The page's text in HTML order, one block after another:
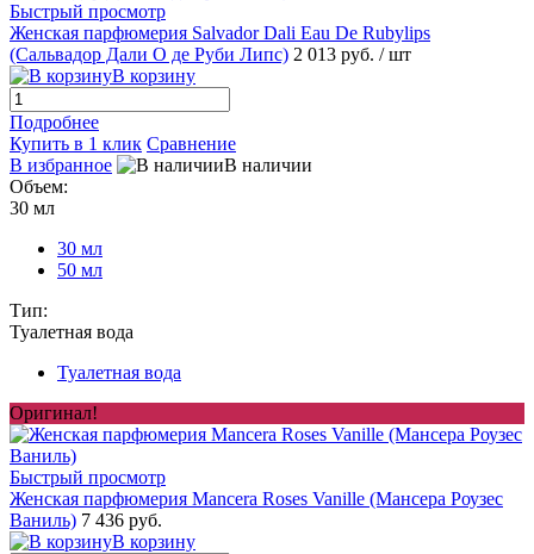
Быстрый просмотр
Женская парфюмерия Salvador Dali Eau De Rubylips
(Сальвадор Дали О де Руби Липс) 2 013 руб. / шт
В корзину
Подробнее
Купить в 1 клик Сравнение
В избранное
В наличии
Объем:
30 мл
30 мл
50 мл
Тип:
Туалетная вода
Туалетная вода
Оригинал!
Быстрый просмотр
Женская парфюмерия Mancera Roses Vanille (Мансера Роузес
Ваниль) 7 436 руб.
В корзину